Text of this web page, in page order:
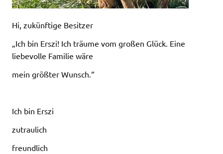
Hi, zukünftige Besitzer
„Ich bin Erszi! Ich träume vom großen Glück. Eine
liebevolle Familie wäre
mein größter Wunsch.“
Ich bin Erszi
zutraulich
freundlich